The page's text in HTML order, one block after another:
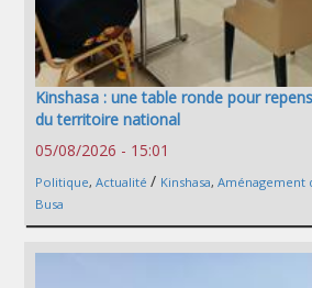
Kinshasa : une table ronde pour
du territoire national
05/08/2026 - 15:01
Politique, Actualité / Kinshasa,
Busa